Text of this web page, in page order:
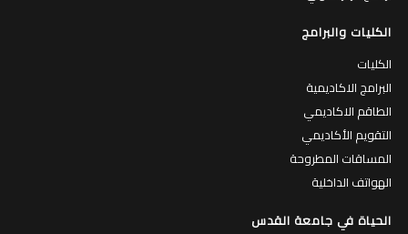
الكليات والبرامج
الكليات
البرامج الاكاديمية
الطاقم الاكاديمي
التقويم الأكاديمي
المساقات المطروحة
الهواتف الداخلية
الحياة في جامعة القدس